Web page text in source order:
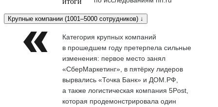
Крупные компании (1001–5000 сотрудников) ↓
Категория крупных компаний
в прошедшем году претерпела сильные
изменения: первое место занял
«СберМаркетинг», в пятёрку лидеров
вырвались «Точка Банк» и ДОМ.РФ,
а также логистическая компания 5Post,
которая продемонстрировала один